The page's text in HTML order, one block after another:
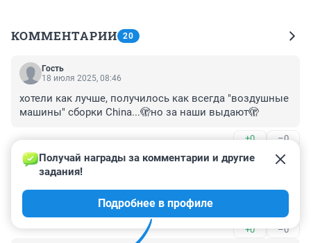
КОММЕНТАРИИ 20
Гость
18 июля 2025, 08:46
хотели как лучше, получилось как всегда "воздушные
машины" сборки China...🫣но за наши выдают🫣
+0 –0
Гость
17 июля 2025, 20:18
А.куда.все.едут.после.работы.не.могу.домой.добратся
.пять.ост.40.мин.ехал
+0 –0
Получай награды за комментарии и другие
задания!
Подробнее в профиле